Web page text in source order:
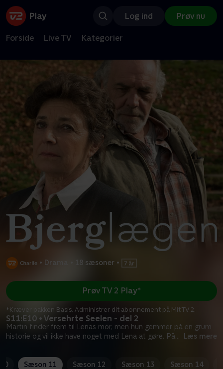
Log ind Prøv nu
Forside Live TV Kategorier
• Drama 18 sæsoner •
S11:E10 • Versehrte Seelen - del 2
Martin finder frem til Lenas mor, men hun gemmer på en grum
historie og vil ikke have noget med Lena at gøre. På... Læs mere
Prøv TV 2 Play*
*Kræver pakken Basis. Administrer dit abonnement på Mit TV 2.
Sæson 11 Sæson 12 Sæson 13 Sæson 14